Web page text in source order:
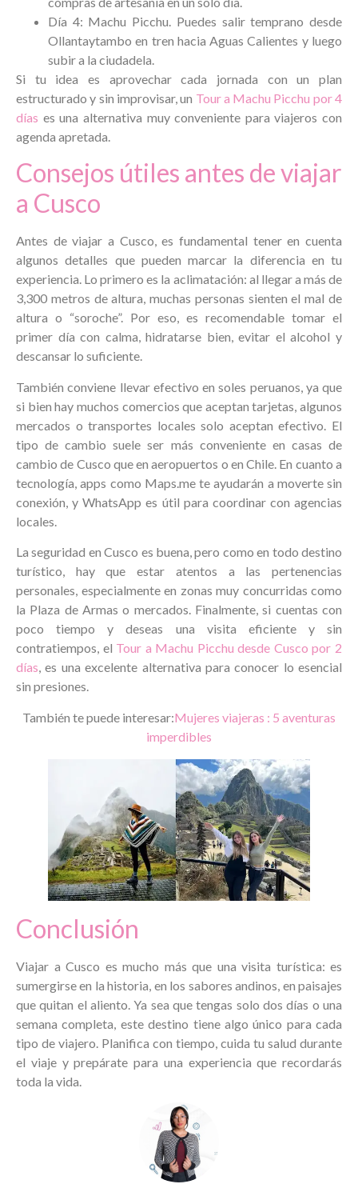
Día 4: Machu Picchu. Puedes salir temprano desde
Ollantaytambo en tren hacia Aguas Calientes y luego
subir a la ciudadela.
Si tu idea es aprovechar cada jornada con un plan
estructurado y sin improvisar, un Tour a Machu Picchu por 4
días es una alternativa muy conveniente para viajeros con
agenda apretada.
Consejos útiles antes de viajar
a Cusco
Antes de viajar a Cusco, es fundamental tener en cuenta
algunos detalles que pueden marcar la diferencia en tu
experiencia. Lo primero es la aclimatación: al llegar a más de
3,300 metros de altura, muchas personas sienten el mal de
altura o “soroche”. Por eso, es recomendable tomar el
primer día con calma, hidratarse bien, evitar el alcohol y
descansar lo suficiente.
También conviene llevar efectivo en soles peruanos, ya que
si bien hay muchos comercios que aceptan tarjetas, algunos
mercados o transportes locales solo aceptan efectivo. El
tipo de cambio suele ser más conveniente en casas de
cambio de Cusco que en aeropuertos o en Chile. En cuanto a
tecnología, apps como Maps.me te ayudarán a moverte sin
conexión, y WhatsApp es útil para coordinar con agencias
locales.
La seguridad en Cusco es buena, pero como en todo destino
turístico, hay que estar atentos a las pertenencias
personales, especialmente en zonas muy concurridas como
la Plaza de Armas o mercados. Finalmente, si cuentas con
poco tiempo y deseas una visita eficiente y sin
contratiempos, el Tour a Machu Picchu desde Cusco por 2
días, es una excelente alternativa para conocer lo esencial
sin presiones.
También te puede interesar:Mujeres viajeras : 5 aventuras
imperdibles
Conclusión
Viajar a Cusco es mucho más que una visita turística: es
sumergirse en la historia, en los sabores andinos, en paisajes
que quitan el aliento. Ya sea que tengas solo dos días o una
semana completa, este destino tiene algo único para cada
tipo de viajero. Planifica con tiempo, cuida tu salud durante
el viaje y prepárate para una experiencia que recordarás
toda la vida.